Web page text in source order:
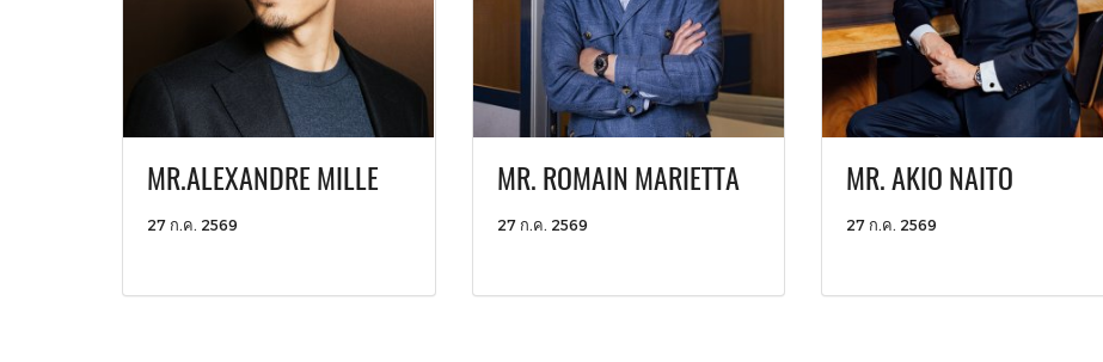
MR.ALEXANDRE MILLE
27 ก.ค. 2569
MR. ROMAIN MARIETTA
27 ก.ค. 2569
MR. AKIO NAITO
27 ก.ค. 2569